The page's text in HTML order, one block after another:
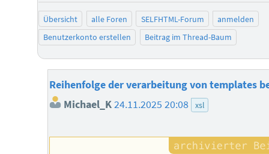
Übersicht alle Foren SELFHTML-Forum
anmelden
Benutzerkonto erstellen
Beitrag im Thread-Baum
Reihenfolge der verarbeitung von templates
Michael_K24.11.2025 20:08 xsl